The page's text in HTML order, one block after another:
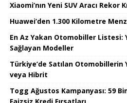
Xiaomi’nın Yeni SUV Aracı Rekor
Huawei’den 1.300 Kilometre
En Az Yakan Otomobiller Listesi:
Sağlayan Modeller
Türkiye’de Satılan Otomobillerin
veya Hibrit
Togg Ağustos Kampanyası: 59